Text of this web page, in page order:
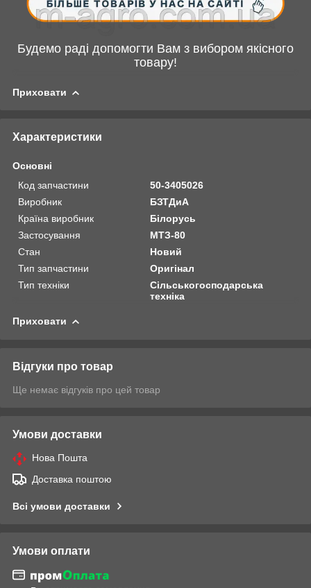
Будемо раді допомогти Вам з вибором якісного
товару!
Приховати
Характеристики
Основні
Код запчастини
50-3405026
Виробник
БЗТДиА
Країна виробник
Білорусь
Застосування
МТЗ-80
Стан
Новий
Тип запчастини
Оригінал
Тип техніки
Сільськогосподарська
техніка
Приховати
Відгуки про товар
Ще немає відгуків про цей товар
Умови доставки
Нова Пошта
Доставка поштою
Всі умови доставки
Умови оплати